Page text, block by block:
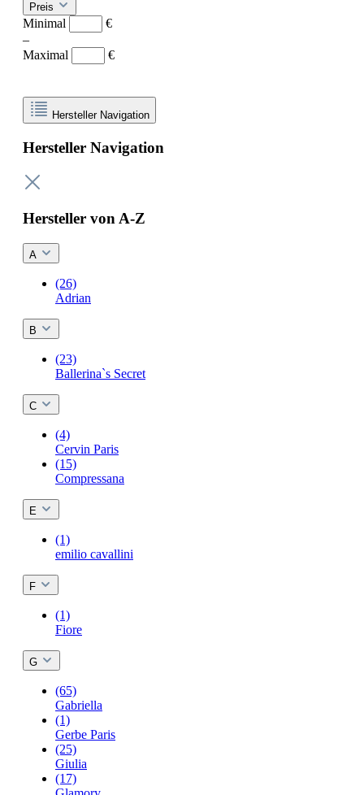
Preis
Minimal
€
–
Maximal
€
Hersteller Navigation
Hersteller Navigation
Hersteller von A-Z
A
(26)
Adrian
B
(23)
Ballerina`s Secret
C
(4)
Cervin Paris
(15)
Compressana
E
(1)
emilio cavallini
F
(1)
Fiore
G
(65)
Gabriella
(1)
Gerbe Paris
(25)
Giulia
(17)